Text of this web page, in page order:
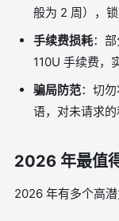
般为 2 周），
手续费损耗：
110U 手续费，
骗局防范：切
语，对未请求的
2026 年最值
2026 年有多个高潜